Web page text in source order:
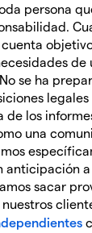
persona
de
se ha
los
una
anticipación
sacar